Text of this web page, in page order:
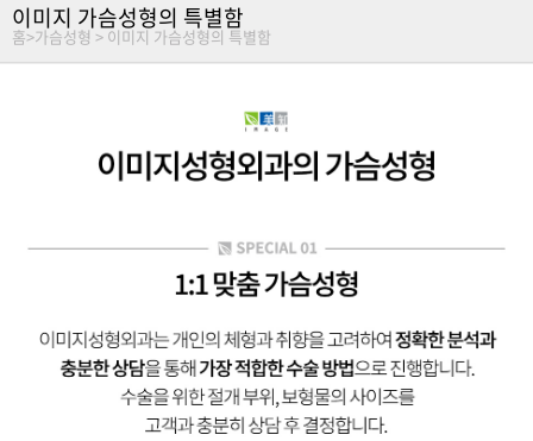
이미지 가슴성형의 특별함
홈>가슴성형 >이미지 가슴성형의 특별함